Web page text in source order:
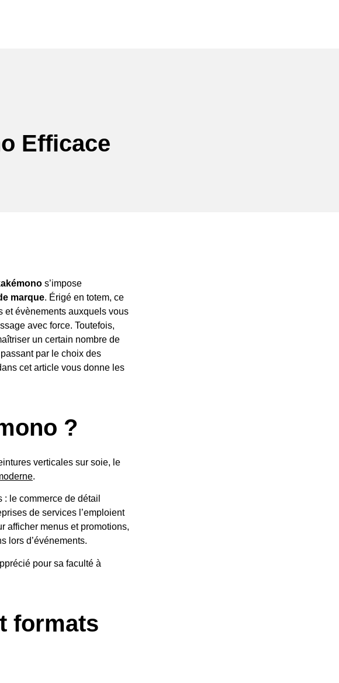
Efficace
s’impose
marque. Érigé en totem, ce
et évènements auxquels vous
avec force. Toutefois,
un certain nombre de
par le choix des
cet article vous donne les
?
verticales sur soie, le
.
le commerce de détail
de services l’emploient
afficher menus et promotions,
lors d’événements.
pour sa faculté à
formats